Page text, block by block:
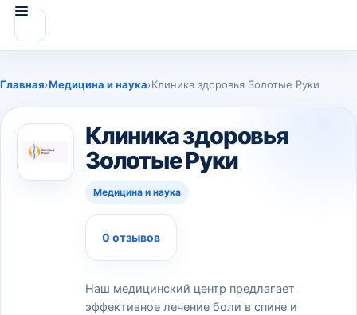
Главная›Медицина и наука›Клиника здоровья Золотые Руки
Клиника здоровья
Золотые Руки
Медицина и наука
0 отзывов
Наш медицинский центр предлагает
эффективное лечение боли в спине и